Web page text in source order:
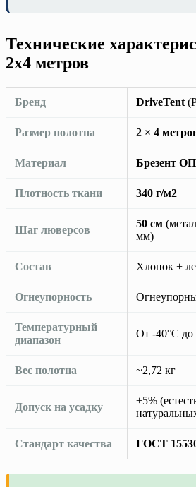
Технические
2х4 метров
Бренд DriveTent
Размер полотна 2 × 4
Материал Брезент
Плотность ткани 340 г/м2
Шаг люверсов
50 см
мм)
Состав Хлопок +
Огнеупорность
Температурный
диапазон
От -40°C до
Вес полотна ~2,72 кг
Допуск на усадку
±5%
Стандарт качества ГОСТ